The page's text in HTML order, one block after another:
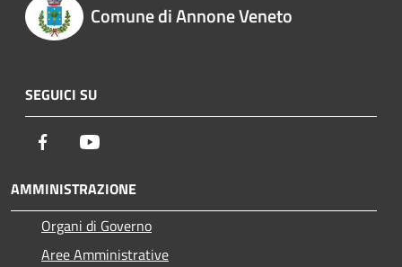
Comune di Annone Veneto
SEGUICI SU
Facebook
AMMINISTRAZIONE
Organi di Governo
Aree Amministrative